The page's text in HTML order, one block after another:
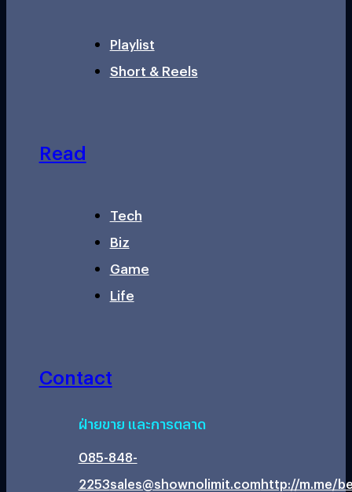
Playlist
Short & Reels
Read
Tech
Biz
Game
Life
Contact
ฝ่ายขาย และการตลาด
085-848-
2253sales@shownolimit.comhttp://m.me/